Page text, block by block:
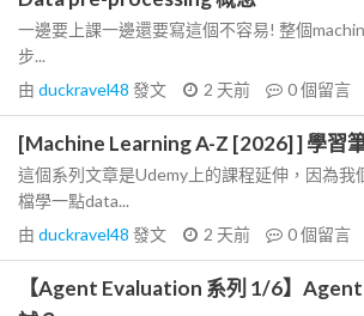
一邊要上課一邊還要寫這個不容易! 整個
步...
由 duckravel48 發文 2 天前 0個留言
[Machine Learning A-Z [2026] ] 學習
這個系列文章是Udemy上的課程延伸，因為我
檔學一點data...
由 duckravel48 發文 2 天前 0個留言
【Agent Evaluation 系列 1/6】